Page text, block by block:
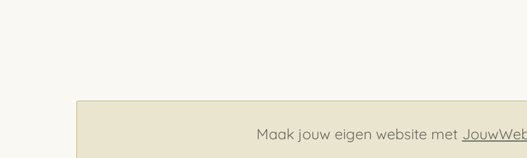
Maak jouw eigen website met